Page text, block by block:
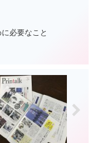
必要なこと